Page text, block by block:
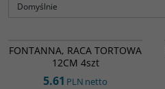
FONTANNA, RACA TORTOWA
12CM 4szt
5.61 PLN netto